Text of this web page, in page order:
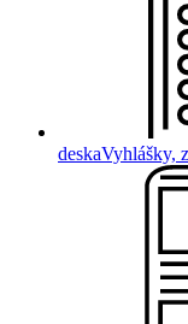
deskaVyhlášky,